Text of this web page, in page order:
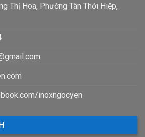
Thị Hoa, Phường Tân Thới Hiệp,
inoxngocyen